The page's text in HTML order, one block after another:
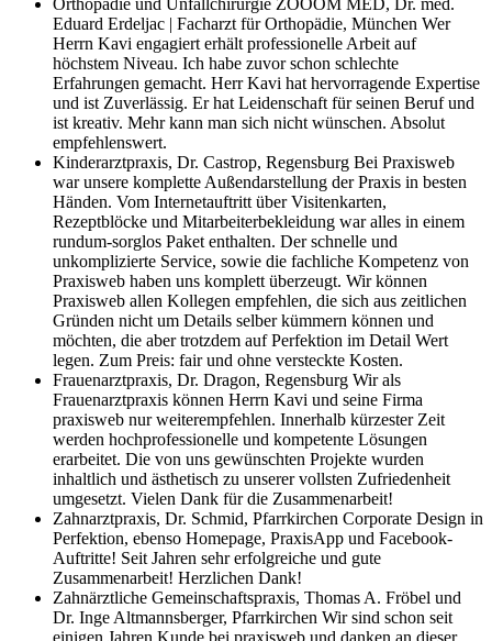
Orthopädie und Unfallchirurgie ZOOOM MED, Dr. med.
Eduard Erdeljac | Facharzt für Orthopädie, München Wer
Herrn Kavi engagiert erhält professionelle Arbeit auf
höchstem Niveau. Ich habe zuvor schon schlechte
Erfahrungen gemacht. Herr Kavi hat hervorragende Expertise
und ist Zuverlässig. Er hat Leidenschaft für seinen Beruf und
ist kreativ. Mehr kann man sich nicht wünschen. Absolut
empfehlenswert.
Kinderarztpraxis, Dr. Castrop, Regensburg Bei Praxisweb
war unsere komplette Außendarstellung der Praxis in besten
Händen. Vom Internetauftritt über Visitenkarten,
Rezeptblöcke und Mitarbeiterbekleidung war alles in einem
rundum-sorglos Paket enthalten. Der schnelle und
unkomplizierte Service, sowie die fachliche Kompetenz von
Praxisweb haben uns komplett überzeugt. Wir können
Praxisweb allen Kollegen empfehlen, die sich aus zeitlichen
Gründen nicht um Details selber kümmern können und
möchten, die aber trotzdem auf Perfektion im Detail Wert
legen. Zum Preis: fair und ohne versteckte Kosten.
Frauenarztpraxis, Dr. Dragon, Regensburg Wir als
Frauenarztpraxis können Herrn Kavi und seine Firma
praxisweb nur weiterempfehlen. Innerhalb kürzester Zeit
werden hochprofessionelle und kompetente Lösungen
erarbeitet. Die von uns gewünschten Projekte wurden
inhaltlich und ästhetisch zu unserer vollsten Zufriedenheit
umgesetzt. Vielen Dank für die Zusammenarbeit!
Zahnarztpraxis, Dr. Schmid, Pfarrkirchen Corporate Design in
Perfektion, ebenso Homepage, PraxisApp und Facebook-
Auftritte! Seit Jahren sehr erfolgreiche und gute
Zusammenarbeit! Herzlichen Dank!
Zahnärztliche Gemeinschaftspraxis, Thomas A. Fröbel und
Dr. Inge Altmannsberger, Pfarrkirchen Wir sind schon seit
einigen Jahren Kunde bei praxisweb und danken an dieser